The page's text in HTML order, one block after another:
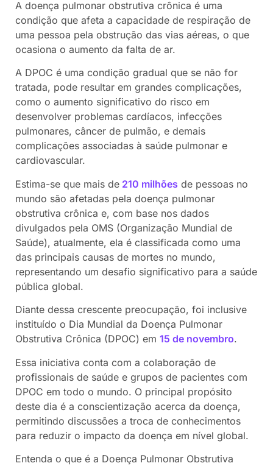
A doença pulmonar obstrutiva crônica é uma
condição que afeta a capacidade de respiração de
uma pessoa pela obstrução das vias aéreas, o que
ocasiona o aumento da falta de ar.
A DPOC é uma condição gradual que se não for
tratada, pode resultar em grandes complicações,
como o aumento significativo do risco em
desenvolver problemas cardíacos, infecções
pulmonares, câncer de pulmão, e demais
complicações associadas à saúde pulmonar e
cardiovascular.
Estima-se que mais de 210 milhões de pessoas no
mundo são afetadas pela doença pulmonar
obstrutiva crônica e, com base nos dados
divulgados pela OMS (Organização Mundial de
Saúde), atualmente, ela é classificada como uma
das principais causas de mortes no mundo,
representando um desafio significativo para a saúde
pública global.
Diante dessa crescente preocupação, foi inclusive
instituído o Dia Mundial da Doença Pulmonar
Obstrutiva Crônica (DPOC) em 15 de novembro.
Essa iniciativa conta com a colaboração de
profissionais de saúde e grupos de pacientes com
DPOC em todo o mundo. O principal propósito
deste dia é a conscientização acerca da doença,
permitindo discussões a troca de conhecimentos
para reduzir o impacto da doença em nível global.
Entenda o que é a Doença Pulmonar Obstrutiva